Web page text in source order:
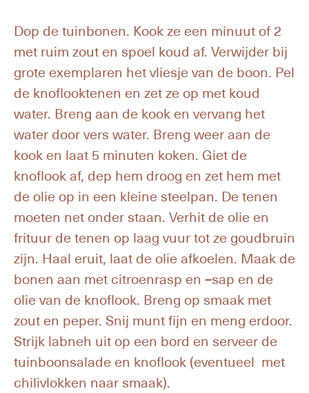
Dop de tuinbonen. Kook ze een minuut of 2
met ruim zout en spoel koud af. Verwijder bij
grote exemplaren het vliesje van de boon. Pel
de knoflooktenen en zet ze op met koud
water. Breng aan de kook en vervang het
water door vers water. Breng weer aan de
kook en laat 5 minuten koken. Giet de
knoflook af, dep hem droog en zet hem met
de olie op in een kleine steelpan. De tenen
moeten net onder staan. Verhit de olie en
frituur de tenen op laag vuur tot ze goudbruin
zijn. Haal eruit, laat de olie afkoelen. Maak de
bonen aan met citroenrasp en –sap en de
olie van de knoflook. Breng op smaak met
zout en peper. Snij munt fijn en meng erdoor.
Strijk labneh uit op een bord en serveer de
tuinboonsalade en knoflook (eventueel met
chilivlokken naar smaak).